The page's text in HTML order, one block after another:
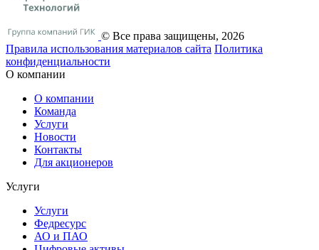
© Все права защищены, 2026
Правила использования материалов сайта Политика
конфиденциальности
О компании
О компании
Команда
Услуги
Новости
Контакты
Для акционеров
Услуги
Услуги
Федресурс
АО и ПАО